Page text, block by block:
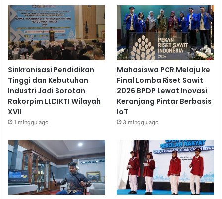
Sinkronisasi Pendidikan
Tinggi dan Kebutuhan
Industri Jadi Sorotan
Rakorpim LLDIKTI Wilayah
XVII
1 minggu ago
Mahasiswa PCR Melaju ke
Final Lomba Riset Sawit
2026 BPDP Lewat Inovasi
Keranjang Pintar Berbasis
IoT
3 minggu ago